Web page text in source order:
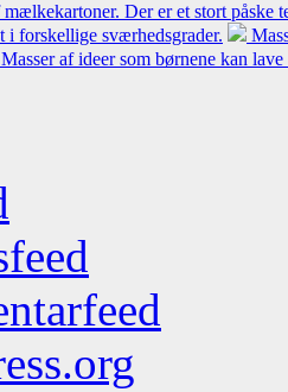
Der er et stort påske
i forskellige sværhedsgrader.
Masser af ideer som børnene kan